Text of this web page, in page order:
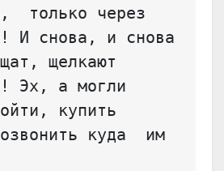
только через
! И снова, и снова
щелкают
! Эх, а могли
купить
куда  им